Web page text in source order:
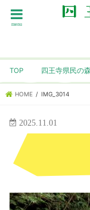
menu
TOP 四王寺県民の
HOME IMG_3014
2025.11.01